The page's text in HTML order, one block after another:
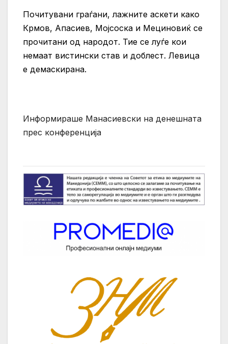
Почитувани граѓани, лажните аскети како
Крмов, Апасиев, Мојсоска и Мециновиќ се
прочитани од народот. Тие се луѓе кои
немаат вистински став и доблест. Левица
е демаскирана.
Информираше Манасиевски на денешната
прес конференција